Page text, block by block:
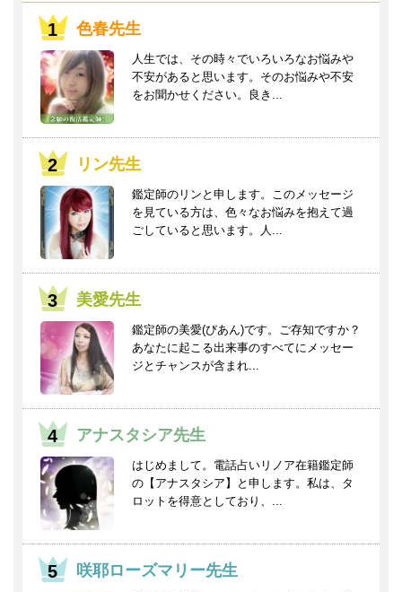
色春先生
人生では、その時々でいろいろなお悩みや
不安があると思います。そのお悩みや不安
をお聞かせください。良き...
リン先生
鑑定師のリンと申します。このメッセージ
を見ている方は、色々なお悩みを抱えて過
ごしていると思います。人...
美愛先生
鑑定師の美愛(びあん)です。ご存知ですか？
あなたに起こる出来事のすべてにメッセー
ジとチャンスが含まれ...
アナスタシア先生
はじめまして。電話占いリノア在籍鑑定師
の【アナスタシア】と申します。私は、タ
ロットを得意としており、...
咲耶ローズマリー先生